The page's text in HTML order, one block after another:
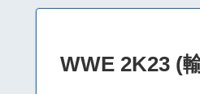
WWE 2K23 (